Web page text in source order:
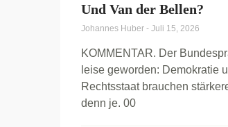
Und Van der Bellen?
Johannes Huber - Juli 15, 2026
KOMMENTAR. Der
leise geworden: Demokratie
Rechtsstaat brauchen
denn je. 00